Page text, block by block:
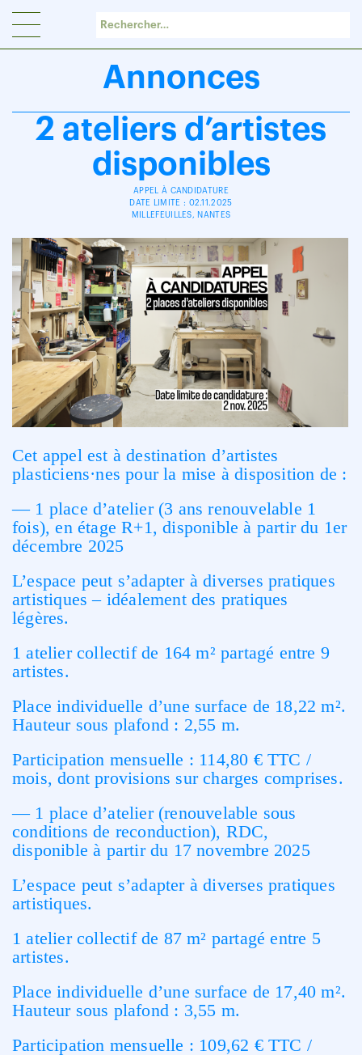
Annonces
2 ateliers d’artistes
disponibles
APPEL À CANDIDATURE
DATE LIMITE : 02.11.2025
MILLEFEUILLES, NANTES
Cet appel est à destination d’artistes
plasticiens·nes pour la mise à disposition de :
— 1 place d’atelier (3 ans renouvelable 1
fois), en étage R+1, disponible à partir du 1er
décembre 2025
L’espace peut s’adapter à diverses pratiques
artistiques – idéalement des pratiques
légères.
1 atelier collectif de 164 m² partagé entre 9
artistes.
Place individuelle d’une surface de 18,22 m².
Hauteur sous plafond : 2,55 m.
Participation mensuelle : 114,80 € TTC /
mois, dont provisions sur charges comprises.
— 1 place d’atelier (renouvelable sous
conditions de reconduction), RDC,
disponible à partir du 17 novembre 2025
L’espace peut s’adapter à diverses pratiques
artistiques.
1 atelier collectif de 87 m² partagé entre 5
artistes.
Place individuelle d’une surface de 17,40 m².
Hauteur sous plafond : 3,55 m.
Participation mensuelle : 109,62 € TTC /